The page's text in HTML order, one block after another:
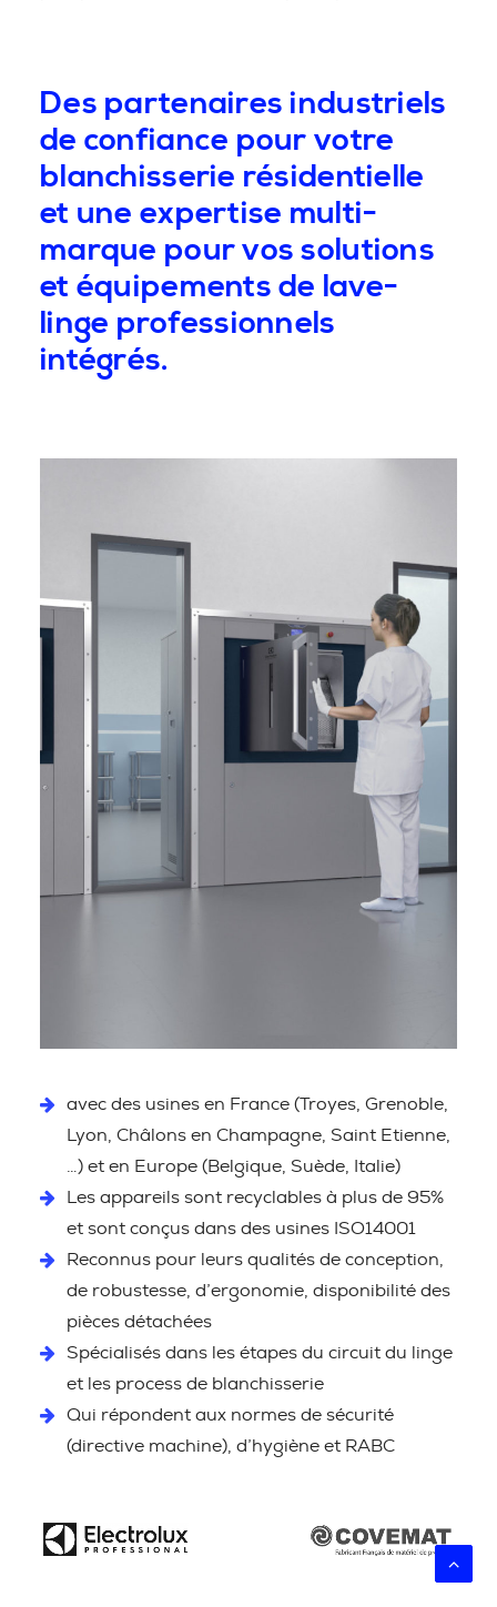
Des partenaires industriels
de confiance pour votre
blanchisserie résidentielle
et une expertise multi-
marque pour vos solutions
et équipements de lave-
linge professionnels
intégrés.
avec des usines en France (Troyes, Grenoble,
Lyon, Châlons en Champagne, Saint Etienne,
…) et en Europe (Belgique, Suède, Italie)
Les appareils sont recyclables à plus de 95%
et sont conçus dans des usines ISO14001
Reconnus pour leurs qualités de conception,
de robustesse, d’ergonomie, disponibilité des
pièces détachées
Spécialisés dans les étapes du circuit du linge
et les process de blanchisserie
Qui répondent aux normes de sécurité
(directive machine), d’hygiène et RABC